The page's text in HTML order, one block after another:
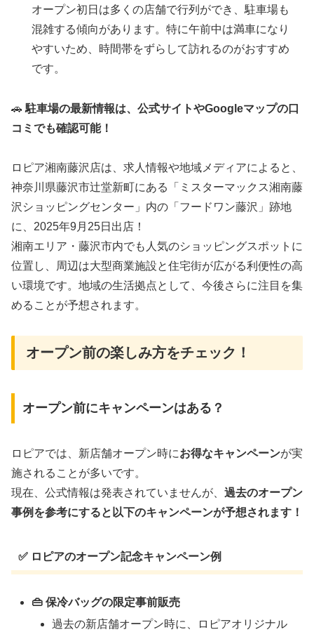
オープン初日は多くの店舗で行列ができ、駐車場も
混雑する傾向があります。特に午前中は満車になり
やすいため、時間帯をずらして訪れるのがおすすめ
です。
🚗 駐車場の最新情報は、公式サイトやGoogleマップの口
コミでも確認可能！
ロピア湘南藤沢店は、求人情報や地域メディアによると、
神奈川県藤沢市辻堂新町にある「ミスターマックス湘南藤
沢ショッピングセンター」内の「フードワン藤沢」跡地
に、2025年9月25日出店！
湘南エリア・藤沢市内でも人気のショッピングスポットに
位置し、周辺は大型商業施設と住宅街が広がる利便性の高
い環境です。地域の生活拠点として、今後さらに注目を集
めることが予想されます。
オープン前の楽しみ方をチェック！
オープン前にキャンペーンはある？
ロピアでは、新店舗オープン時にお得なキャンペーンが実
施されることが多いです。
現在、公式情報は発表されていませんが、 過去のオープン
事例を参考にすると以下のキャンペーンが予想されます！
✅ ロピアのオープン記念キャンペーン例
👜 保冷バッグの限定事前販売
過去の新店舗オープン時に、ロピアオリジナル